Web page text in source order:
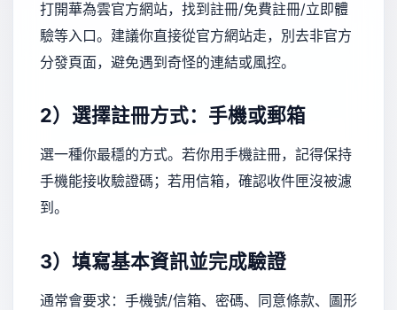
打開華為雲官方網站，找到註冊/免費註冊/立即體
驗等入口。建議你直接從官方網站走，別去非官方
分發頁面，避免遇到奇怪的連結或風控。
2）選擇註冊方式：手機或郵箱
選一種你最穩的方式。若你用手機註冊，記得保持
手機能接收驗證碼；若用信箱，確認收件匣沒被濾
到。
3）填寫基本資訊並完成驗證
通常會要求：手機號/信箱、密碼、同意條款、圖形